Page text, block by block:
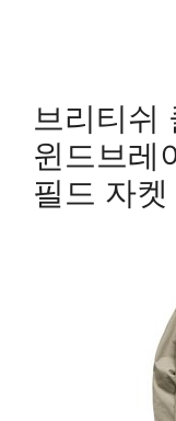
브리티쉬
윈드브레
필드 자